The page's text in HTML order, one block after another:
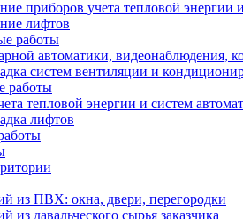
приборов учета тепловой энергии
лифтов
работы
автоматики, видеонаблюдения,
систем вентиляции и
работы
тепловой энергии и систем
лифтов
из ПВХ: окна, двери, перегородки
из давальческого сырья заказчика